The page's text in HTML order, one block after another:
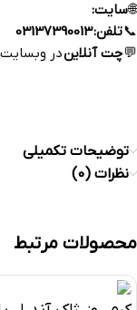
🌐سایت:
📞تلفن:03137390013
💬چت آنلایندر وبسایت
توضیحات تکمیلی
نظرات (0)
محصولات مرتبط